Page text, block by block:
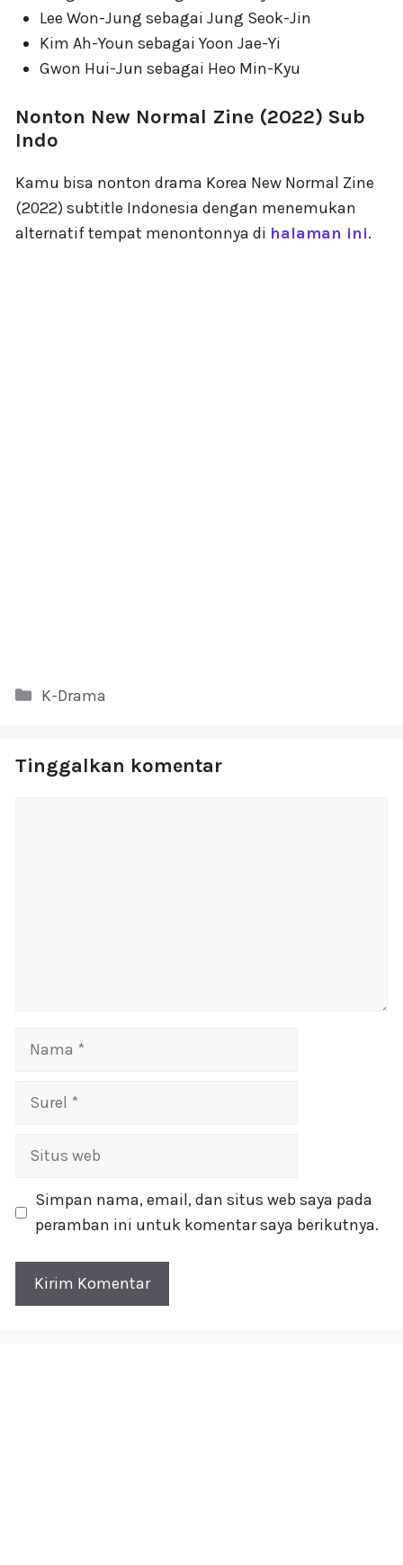
Lee Won-Jung sebagai Jung Seok-Jin
Kim Ah-Youn sebagai Yoon Jae-Yi
Gwon Hui-Jun sebagai Heo Min-Kyu
Nonton New Normal Zine (2022) Sub
Indo
Kamu bisa nonton drama Korea New Normal Zine
(2022) subtitle Indonesia dengan menemukan
alternatif tempat menontonnya di halaman ini.
Kategori
K-Drama
Tinggalkan komentar
Nama
Surel
Situs
Simpan nama, email, dan situs web saya pada
peramban ini untuk komentar saya berikutnya.